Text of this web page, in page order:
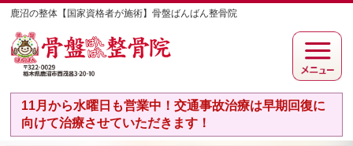
鹿沼の整体【国家資格者が施術】骨盤ばんばん整骨院
11月から水曜日も営業中！交通事故治療は早期回復に
向けて治療させていただきます！